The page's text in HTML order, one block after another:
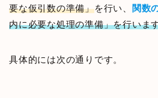
要な仮引数の準備」を行い、 関数
内に必要な処理の準備」を行いま
具体的には次の通りです。